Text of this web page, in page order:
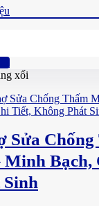
xối
Sửa
Minh Bạch,